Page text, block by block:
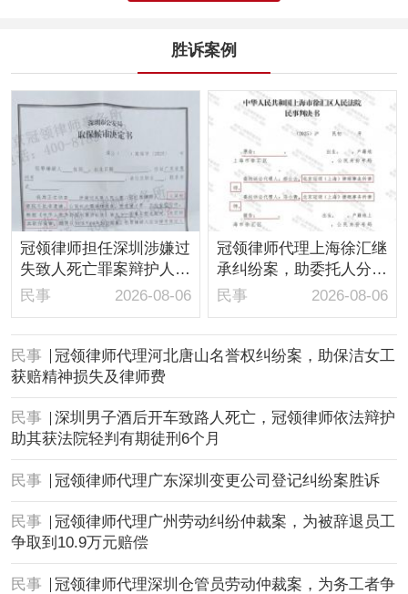
胜诉案例
冠领律师担任深圳涉嫌过
失致人死亡罪案辩护人，
依法辩护助嫌疑人取保候
民事 2026-08-06
冠领律师代理上海徐汇继
承纠纷案，助委托人分得
房屋1/10继承份额
民事 2026-08-06
民事
冠领律师代理河北唐山名誉权纠纷案，助保洁女工
获赔精神损失及律师费
民事
深圳男子酒后开车致路人死亡，冠领律师依法辩护
助其获法院轻判有期徒刑6个月
民事 冠领律师代理广东深圳变更公司登记纠纷案胜诉
民事
冠领律师代理广州劳动纠纷仲裁案，为被辞退员工
争取到10.9万元赔偿
民事
冠领律师代理深圳仓管员劳动仲裁案，为务工者争